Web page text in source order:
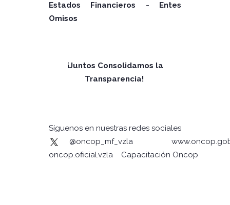
Estados Financieros - Entes
Omisos
¡Juntos Consolidamos la
Transparencia!
Síguenos en nuestras redes sociales
@oncop_mf_vzla
oncop.oficial.vzla
Capacitación Oncop